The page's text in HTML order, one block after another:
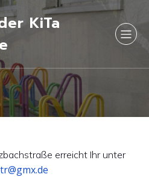
KiTa
erreicht Ihr unter